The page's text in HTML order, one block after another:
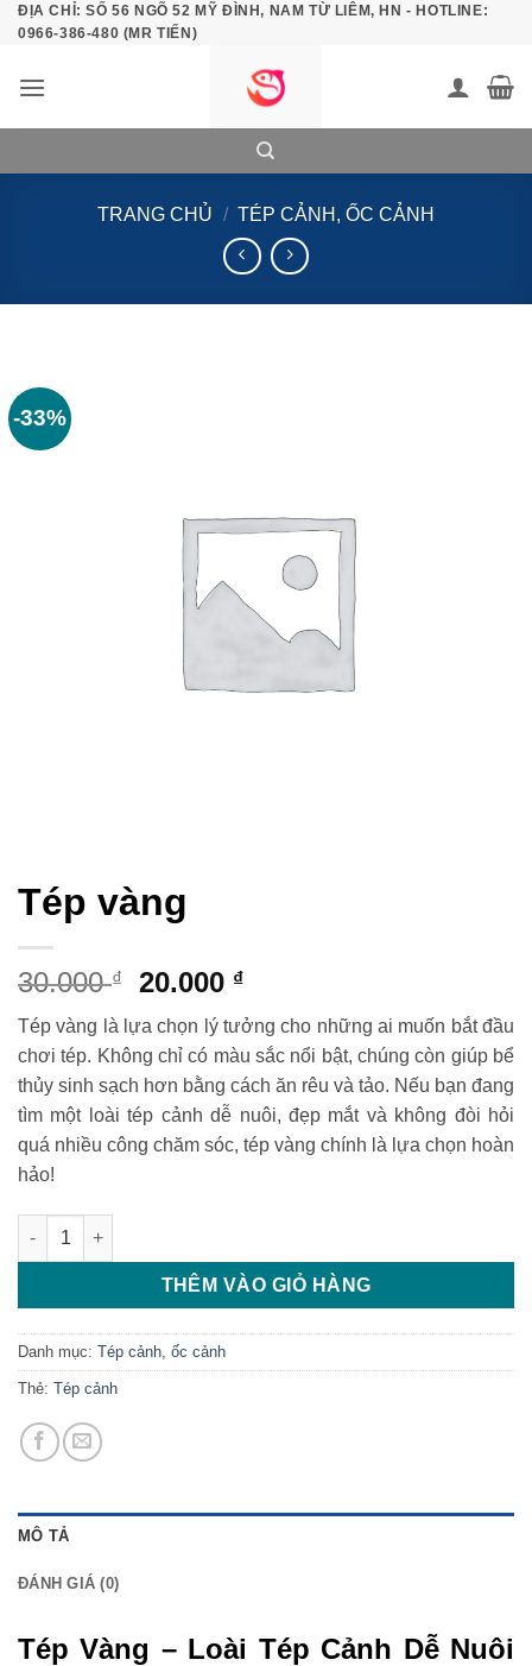
Bỏ
qua
dung
ĐỊA CHỈ: SỐ 56 NGÕ 52 MỸ ĐÌNH, NAM TỪ LIÊM, HN - HOTLINE:
0966-386-480 (MR TIẾN)
TRANG CHỦ / TÉP CẢNH, ỐC CẢNH
-33%
Tép vàng
30.000₫
Giá
là:
30.000 ₫.
20.000 ₫Giá
hiện
tại
là:
20.000 ₫.
Tép vàng là lựa chọn lý tưởng cho những ai muốn bắt đầu
chơi tép. Không chỉ có màu sắc nổi bật, chúng còn giúp bể
thủy sinh sạch hơn bằng cách ăn rêu và tảo. Nếu bạn đang
tìm một loài tép cảnh dễ nuôi, đẹp mắt và không đòi hỏi
quá nhiều công chăm sóc, tép vàng chính là lựa chọn hoàn
hảo!
Tép vàng số lượng
THÊM VÀO GIỎ HÀNG
Danh mục: Tép cảnh, ốc cảnh
Thẻ: Tép cảnh
MÔ TẢ
ĐÁNH GIÁ (0)
Tép Vàng – Loài Tép Cảnh Dễ Nuôi